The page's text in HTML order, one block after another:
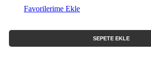
Favorilerime Ekle
SEPETE EKLE